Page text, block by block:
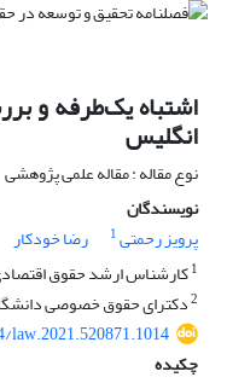
اشتباه یک‌طرفه و
انگلیس
نوع مقاله : مقاله علمی پژوهشی
نویسندگان
پرویز رحمتی1 رضا خودکار
1کارشناس ارشد حقوق
2دکترای حقوق خصوصی
law.2021.520871.1014
چکیده